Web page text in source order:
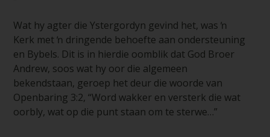
Wat hy agter die Ystergordyn gevind het, was ŉ
Kerk met ŉ dringende behoefte aan ondersteuning
en Bybels. Dit is in hierdie oomblik dat God Broer
Andrew, soos wat hy oor die algemeen
bekendstaan, geroep het deur die woorde van
Openbaring 3:2, “Word wakker en versterk die wat
oorbly, wat op die punt staan om te sterwe…”